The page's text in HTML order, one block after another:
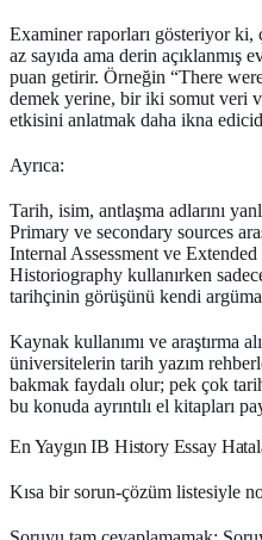
Examiner raporları gösteriyor ki,
az sayıda ama derin açıklanmış
puan getirir. Örneğin “There
demek yerine, bir iki somut veri
etkisini anlatmak daha ikna
Ayrıca:
Tarih, isim, antlaşma adlarını
Primary ve secondary sources
Internal Assessment ve
Historiography kullanırken
tarihçinin görüşünü kendi
Kaynak kullanımı ve araştırma
üniversitelerin tarih yazım
bakmak faydalı olur; pek çok
bu konuda ayrıntılı el kitapları
En Yaygın IB History Essay
Kısa bir sorun‑çözüm listesiyle